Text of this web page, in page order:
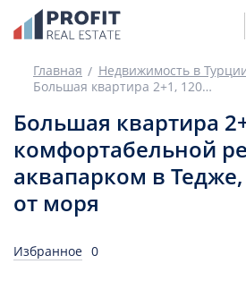
Главная Недвижимость в
Большая квартира 2+1, 120м², в комфортабельной резиденции с аквапарком в Тедже, 300 метров от моря
Большая квартира
комфортабельной
аквапарком в
от моря
Избранное 0